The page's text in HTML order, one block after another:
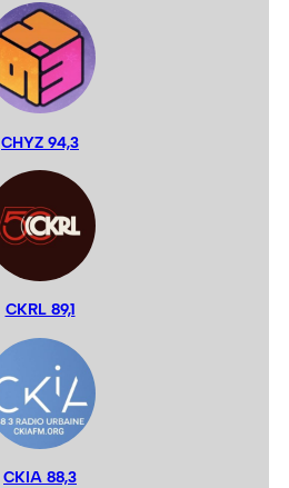
CHYZ 94,3
CKRL 89,1
CKIA 88,3